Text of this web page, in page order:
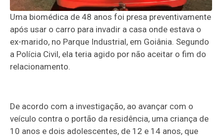
Uma biomédica de 48 anos foi presa preventivamente
após usar o carro para invadir a casa onde estava o
ex-marido, no Parque Industrial, em Goiânia. Segundo
a Polícia Civil, ela teria agido por não aceitar o fim do
relacionamento.
De acordo com a investigação, ao avançar com o
veículo contra o portão da residência, uma criança de
10 anos e dois adolescentes, de 12 e 14 anos, que